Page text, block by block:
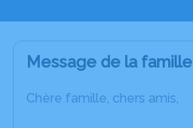
Message de la famille
Chère famille, chers amis,